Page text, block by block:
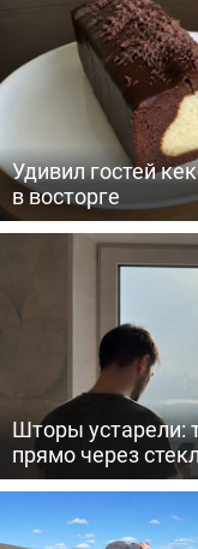
Удивил гостей
в восторге
Шторы устарели:
прямо через